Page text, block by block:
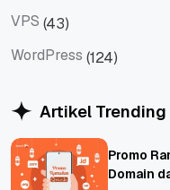
VPS (43)
WordPress (124)
Artikel Trending
Promo
Domain